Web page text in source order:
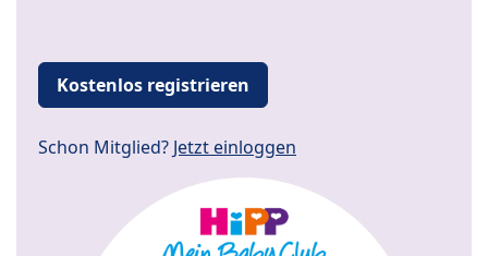
Kostenlos registrieren
Schon Mitglied? Jetzt einloggen